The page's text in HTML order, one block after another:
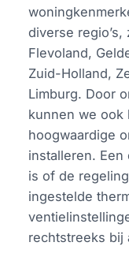
diverse
Flevoland,
Zuid-Holland,
Limburg. Door
kunnen we ook
hoogwaardige
installeren.
is of de
ingestelde
rechtstreeks bij